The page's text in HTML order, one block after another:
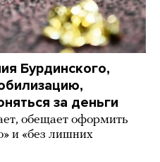
Бурдинского,
за деньги
обещает оформить
и «без лишних